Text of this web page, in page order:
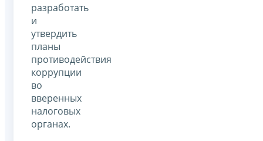
разработать
и
утвердить
планы
противодействия
коррупции
во
вверенных
налоговых
органах.